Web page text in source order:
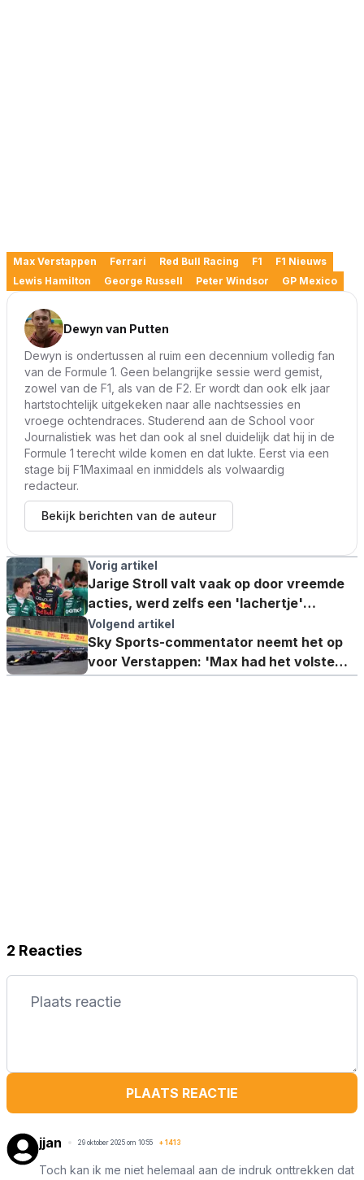
Max Verstappen Ferrari Red Bull Racing F1
F1 Nieuws
Lewis Hamilton
George Russell Peter Windsor GP Mexico
Dewyn van Putten
Dewyn is ondertussen al ruim een decennium volledig fan
van de Formule 1. Geen belangrijke sessie werd gemist,
zowel van de F1, als van de F2. Er wordt dan ook elk jaar
hartstochtelijk uitgekeken naar alle nachtsessies en
vroege ochtendraces. Studerend aan de School voor
Journalistiek was het dan ook al snel duidelijk dat hij in de
Formule 1 terecht wilde komen en dat lukte. Eerst via een
stage bij F1Maximaal en inmiddels als volwaardig
redacteur.
Bekijk berichten van de auteur
Vorig artikel
Jarige Stroll valt vaak op door vreemde
acties, werd zelfs een 'lachertje'
genoemd
Volgend artikel
Sky Sports-commentator neemt het op
voor Verstappen: 'Max had het volste
recht'
2 Reacties
PLAATS REACTIE
jjan 29 oktober 2025 om 10:55 + 1413
Toch kan ik me niet helemaal aan de indruk onttrekken dat